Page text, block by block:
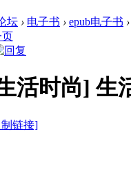
坛 › 电子书 › epub电子书 ›
页
活时尚]生
链接]